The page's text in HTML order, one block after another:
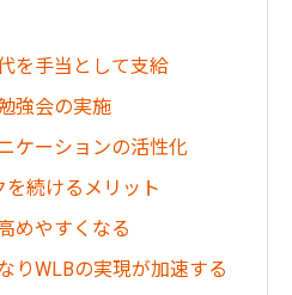
を手当として支給
強会の実施
ケーションの活性化
を続けるメリット
めやすくなる
りWLBの実現が加速する